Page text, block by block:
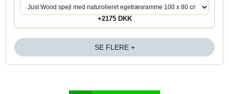
+2175 DKK
SE FLERE +